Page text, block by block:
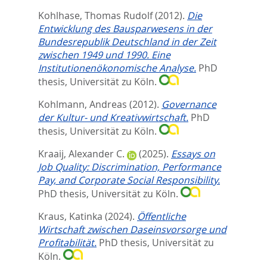
Kohlhase, Thomas Rudolf(2012). Die
Entwicklung des Bausparwesens in der
Bundesrepublik Deutschland in der Zeit
zwischen 1949 und 1990. Eine
Institutionenökonomische Analyse. PhD
thesis, Universität zu Köln.
Kohlmann, Andreas (2012). Governance
der Kultur- und Kreativwirtschaft. PhD
thesis, Universität zu Köln.
Kraaij, Alexander C.
(2025). Essays on
Job Quality: Discrimination, Performance
Pay, and Corporate Social Responsibility.
PhD thesis, Universität zu Köln.
Kraus, Katinka (2024). Öffentliche
Wirtschaft zwischen Daseinsvorsorge und
Profitabilität. PhD thesis, Universität zu
Köln.